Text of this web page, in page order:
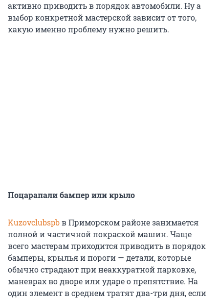
активно приводить в порядок автомобили. Ну а
выбор конкретной мастерской зависит от того,
какую именно проблему нужно решить.
Поцарапали бампер или крыло
Kuzovclubspbв Приморском районе занимается
полной и частичной покраской машин. Чаще
всего мастерам приходится приводить в порядок
бамперы, крылья и пороги — детали, которые
обычно страдают при неаккуратной парковке,
маневрах во дворе или ударе о препятствие. На
один элемент в среднем тратят два-три дня, если